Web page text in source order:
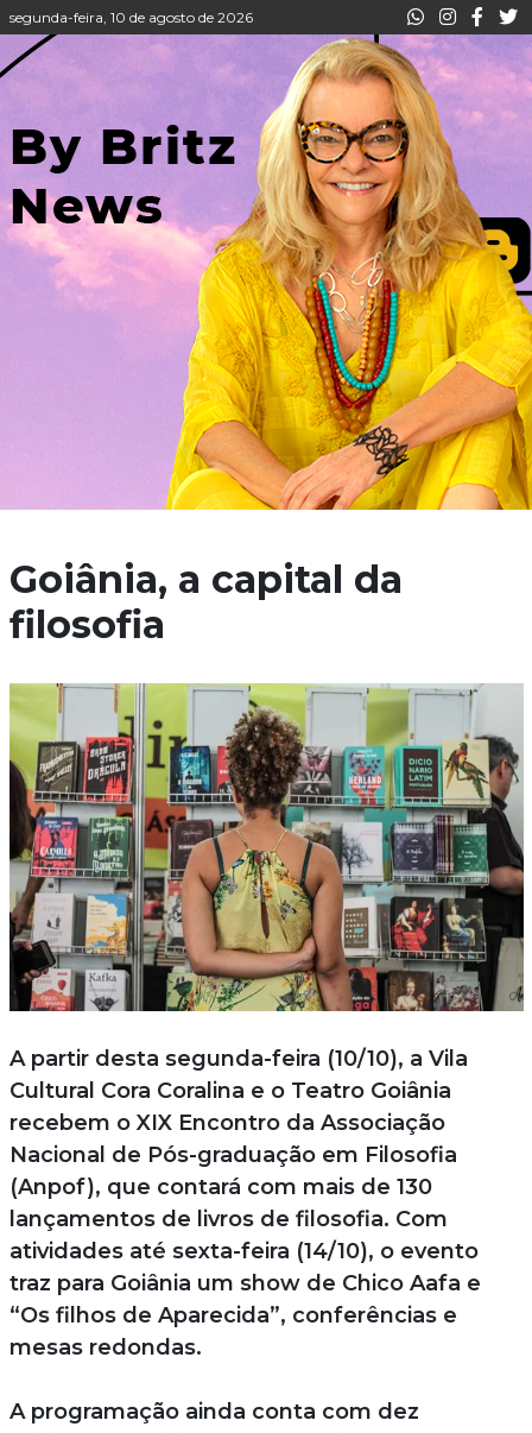
segunda-feira, 10 de agosto de 2026
Goiânia, a capital da
filosofia
A partir desta segunda-feira (10/10), a Vila
Cultural Cora Coralina e o Teatro Goiânia
recebem o XIX Encontro da Associação
Nacional de Pós-graduação em Filosofia
(Anpof), que contará com mais de 130
lançamentos de livros de filosofia. Com
atividades até sexta-feira (14/10), o evento
traz para Goiânia um show de Chico Aafa e
“Os filhos de Aparecida”, conferências e
mesas redondas.
A programação ainda conta com dez